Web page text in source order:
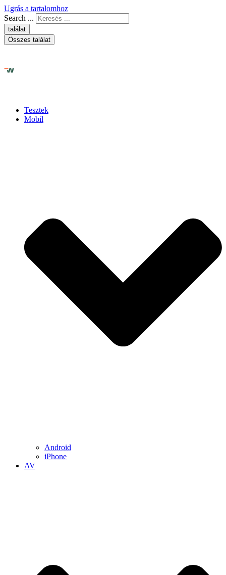
Ugrás a tartalomhoz
Search ...
találat
Összes találat
Tesztek
Mobil
Android
iPhone
AV